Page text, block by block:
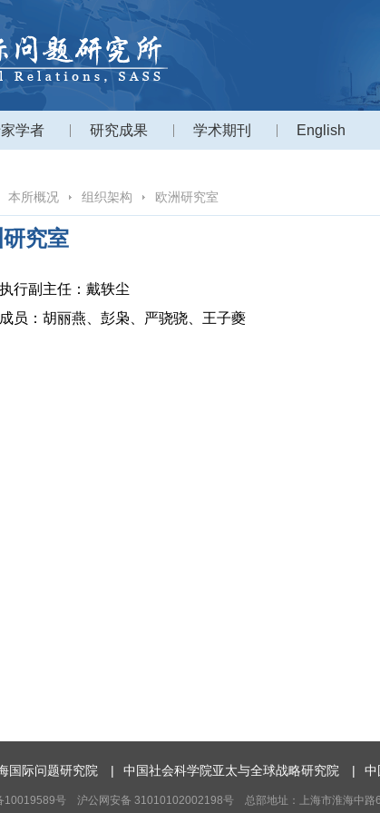
学者 研究成果 学术期刊 English
本所概况 组织架构 欧洲研究室
研究室
执行副主任：戴轶尘
成员：胡丽燕、彭枭、严骁骁、王子夔
国际问题研究院 | 中国社会科学院亚太与全球战略研究院 | 中
10019589号 沪公网安备 31010102002198号 总部地址：上海市淮海